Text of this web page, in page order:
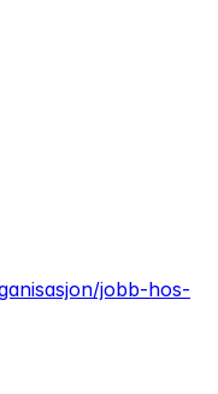
jobb-hos-